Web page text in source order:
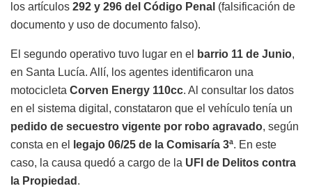
los artículos 292 y 296 del Código Penal (falsificación de
documento y uso de documento falso).
El segundo operativo tuvo lugar en el barrio 11 de Junio,
en Santa Lucía. Allí, los agentes identificaron una
motocicleta Corven Energy 110cc. Al consultar los datos
en el sistema digital, constataron que el vehículo tenía un
pedido de secuestro vigente por robo agravado, según
consta en el
legajo 06/25 de la Comisaría 3ª. En este
caso, la causa quedó a cargo de la UFI de Delitos contra
la Propiedad .